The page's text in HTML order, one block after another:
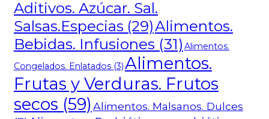
Aditivos. Azúcar. Sal.
Salsas.Especias (29)Alimentos.
Bebidas. Infusiones (31) Alimentos.
Congelados. Enlatados (3)Alimentos.
Frutas y Verduras. Frutos
secos (59) Alimentos. Malsanos. Dulces